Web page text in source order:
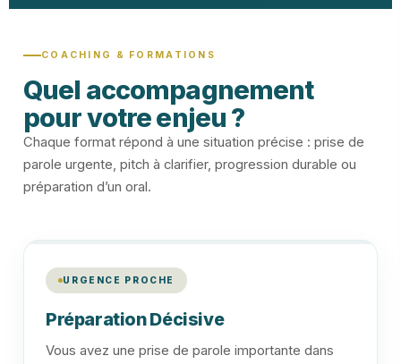
COACHING & FORMATIONS
Quel accompagnement
pour votre enjeu ?
Chaque format répond à une situation précise : prise de
parole urgente, pitch à clarifier, progression durable ou
préparation d’un oral.
URGENCE PROCHE
Préparation Décisive
Vous avez une prise de parole importante dans